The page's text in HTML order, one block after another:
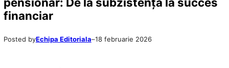
financiar
Posted byEchipa Editoriala–18 februarie 2026